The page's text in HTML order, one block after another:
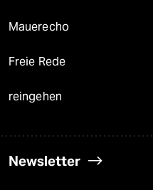
Mauerecho
Freie Rede
reingehen
Newsletter